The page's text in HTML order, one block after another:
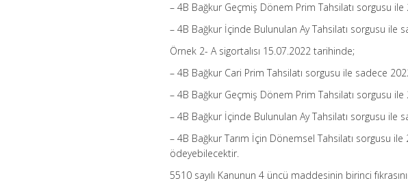
– 4B Bağkur Geçmiş Dönem Prim Tahsilatı sorgusu
– 4B Bağkur İçinde Bulunulan Ay Tahsilatı sorgusu
Örnek 2- A sigortalısı 15.07.2022 tarihinde;
– 4B Bağkur Cari Prim Tahsilatı sorgusu ile sadece
– 4B Bağkur Geçmiş Dönem Prim Tahsilatı sorgusu
– 4B Bağkur İçinde Bulunulan Ay Tahsilatı sorgusu ile
– 4B Bağkur Tarım İçin Dönemsel Tahsilatı sorgusu
ödeyebilecektir.
5510 sayılı Kanunun 4 üncü maddesinin birinci